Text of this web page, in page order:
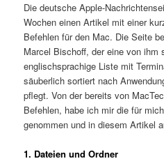
Die deutsche Apple-
Wochen einen Artikel mit einer
Befehlen für den Mac. Die Seite
Marcel Bischoff, der eine von ihm
englischsprachige Liste mit
säuberlich sortiert nach
pflegt. Von der bereits von
Befehlen, habe ich mir die für
genommen und in diesem Artikel
1. Dateien und Ordner